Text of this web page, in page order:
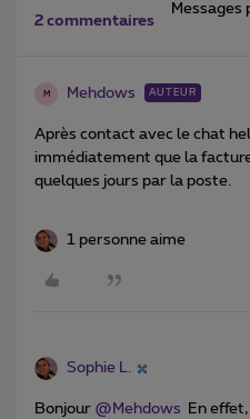
2 commentaires
Messages
M Mehdows AUTEUR
Après contact avec le chat
immédiatement que la
quelques jours par la poste.
1 personne aime
Sophie L.
Bonjour @Mehdows En